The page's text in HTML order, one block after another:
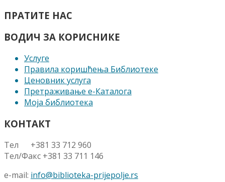
ПРАТИТЕ НАС
ВОДИЧ ЗА КОРИСНИКЕ
Услуге
Правила коришћења Библиотеке
Ценовник услуга
Претраживање е-Каталога
Моја библиотека
КОНТАКТ
Тел +381 33 712 960
Тел/Факс +381 33 711 146
e-mail: info@biblioteka-prijepolje.rs